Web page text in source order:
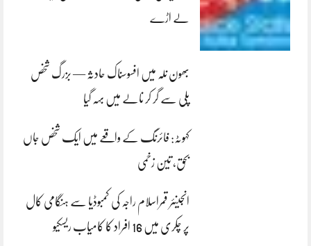
لے اڑے
بھون نلہ میں افسوسناک حادثہ — بزرگ شخص
پلی سے گر کر نالے میں بہہ گیا
کہوٹہ: فائرنگ کے واقعے میں ایک شخص جاں
بحق، تین زخمی
انجینئر قمراسلام راجہ کی کمبوڈیا سے ہنگامی کال
پر چکری میں 16 افراد کا کامیاب ریسکیو